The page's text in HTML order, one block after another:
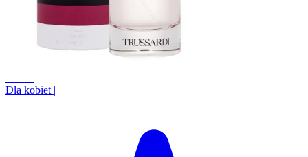
Dla kobiet |